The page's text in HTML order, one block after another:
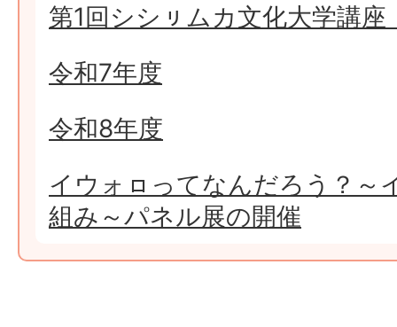
第1回シシㇼムカ文化大学講座
令和7年度
令和8年度
イウォㇿってなんだろう？～
組み～パネル展の開催